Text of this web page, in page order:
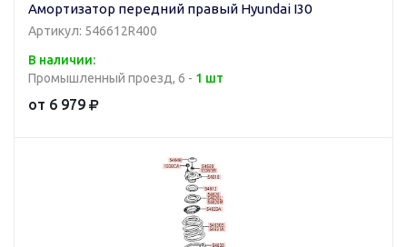
Амортизатор передний правый Hyundai I30
Артикул: 546612R400
В наличии:
Промышленный проезд, 6 - 1 шт
от 6 979